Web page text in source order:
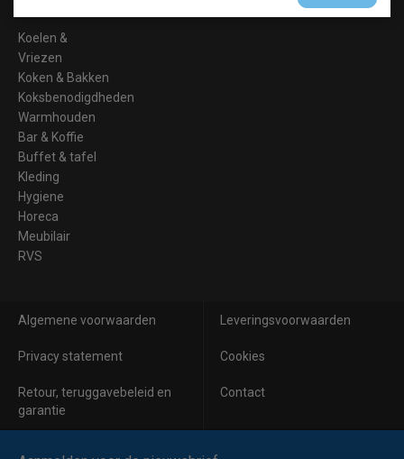
Koelen &
Vriezen
Koken & Bakken
Koksbenodigdheden
Warmhouden
Bar & Koffie
Buffet & tafel
Kleding
Hygiene
Horeca
Meubilair
RVS
Algemene voorwaarden Leveringsvoorwaarden
Privacy statement Cookies
Retour, teruggavebeleid en
garantie
Contact